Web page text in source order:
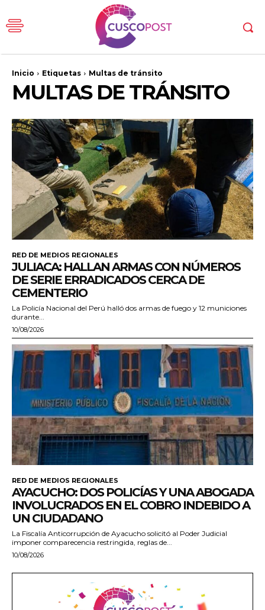
Inicio Etiquetas Multas de tránsito
MULTAS DE TRÁNSITO
RED DE MEDIOS REGIONALES
JULIACA: HALLAN ARMAS CON NÚMEROS
DE SERIE ERRADICADOS CERCA DE
CEMENTERIO
La Policía Nacional del Perú halló dos armas de fuego y 12 municiones
durante...
10/08/2026
RED DE MEDIOS REGIONALES
AYACUCHO: DOS POLICÍAS Y UNA ABOGADA
INVOLUCRADOS EN EL COBRO INDEBIDO A
UN CIUDADANO
La Fiscalía Anticorrupción de Ayacucho solicitó al Poder Judicial
imponer comparecencia restringida, reglas de...
10/08/2026